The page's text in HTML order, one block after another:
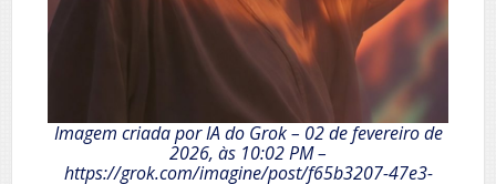
Imagem criada por IA do Grok – 02 de fevereiro de
2026, às 10:02 PM –
https://grok.com/imagine/post/f65b3207-47e3-